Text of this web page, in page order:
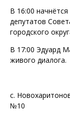
В 16:00
депутатов
городского
В 17:00 Эдуард
живого диалога.
с.
№10